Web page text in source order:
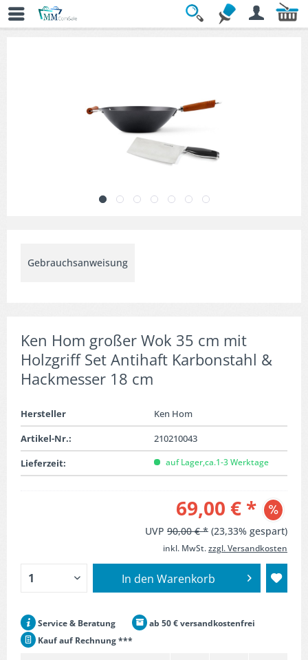
Übersicht
Gebrauchsanweisung
Ken Hom großer Wok 35 cm mit
Holzgriff Set Antihaft Karbonstahl &
Hackmesser 18 cm
Hersteller
Ken Hom
Artikel-Nr.:
210210043
Lieferzeit:
auf Lager,ca.1-3 Werktage
69,00 € *
UVP 90,00 € * (23,33% gespart)
inkl. MwSt.zzgl. Versandkosten
In den Warenkorb
Service & Beratung
ab 50 € versandkostenfrei
Kauf auf Rechnung ***